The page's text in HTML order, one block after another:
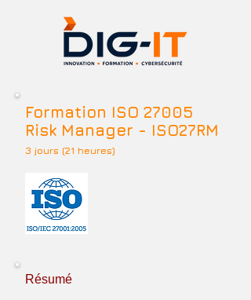
Formation ISO 27005
Risk Manager - ISO27RM
3 jours (21 heures)
Résumé